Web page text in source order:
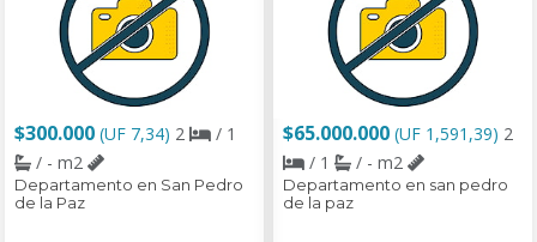
$300.000 (UF 7,34) 2
/ 1
/ - m2
Departamento en San Pedro
de la Paz
$65.000.000 (UF 1,591,39) 2
/ 1
/ - m2
Departamento en san pedro
de la paz